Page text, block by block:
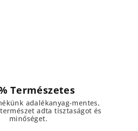
Természetes
adalékanyag-mentes,
adta tisztaságot és
minőséget.